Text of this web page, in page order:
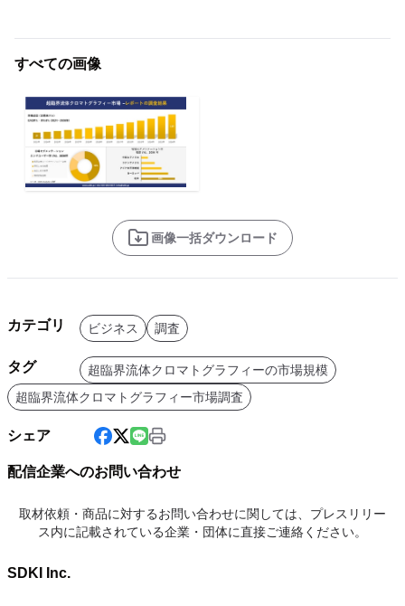
すべての画像
画像一括ダウンロード
カテゴリ ビジネス 調査
タグ
超臨界流体クロマトグラフィーの市場規模
超臨界流体クロマトグラフィー市場調査
シェア
配信企業へのお問い合わせ
取材依頼・商品に対するお問い合わせに関しては、プレスリリー
ス内に記載されている企業・団体に直接ご連絡ください。
SDKI Inc.